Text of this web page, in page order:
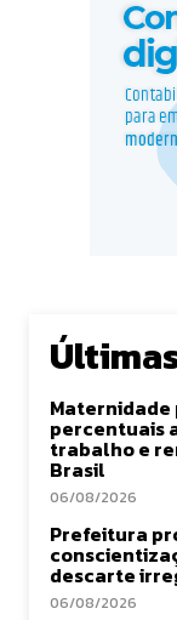
Maternidade
percentuais
trabalho e
Brasil
06/08/2026
Prefeitura
descarte
06/08/2026